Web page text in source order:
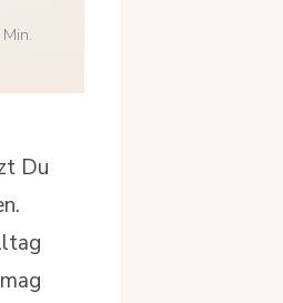
Du